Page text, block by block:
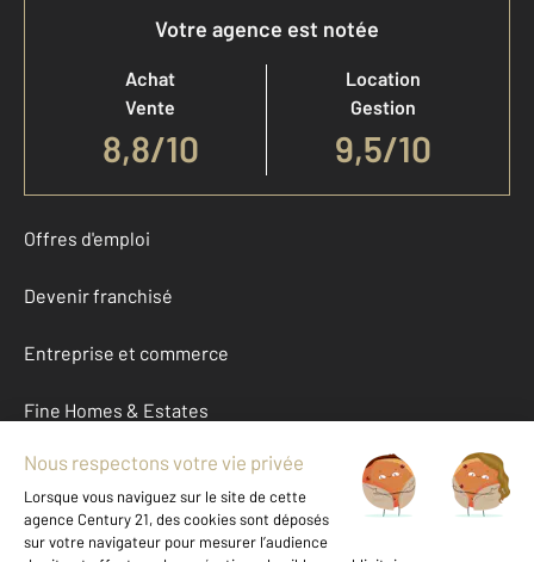
Votre agence est notée
Achat
Vente
8,8/10
Location
Gestion
9,5/10
Offres d'emploi
Devenir franchisé
Entreprise et commerce
Fine Homes & Estates
À propos
International